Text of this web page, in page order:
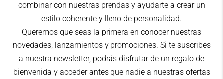
combinar con nuestras prendas y ayudarte a crear un
estilo coherente y lleno de personalidad.
Queremos que seas la primera en conocer nuestras
novedades, lanzamientos y promociones. Si te suscribes
a nuestra newsletter, podrás disfrutar de un regalo de
bienvenida y acceder antes que nadie a nuestras ofertas